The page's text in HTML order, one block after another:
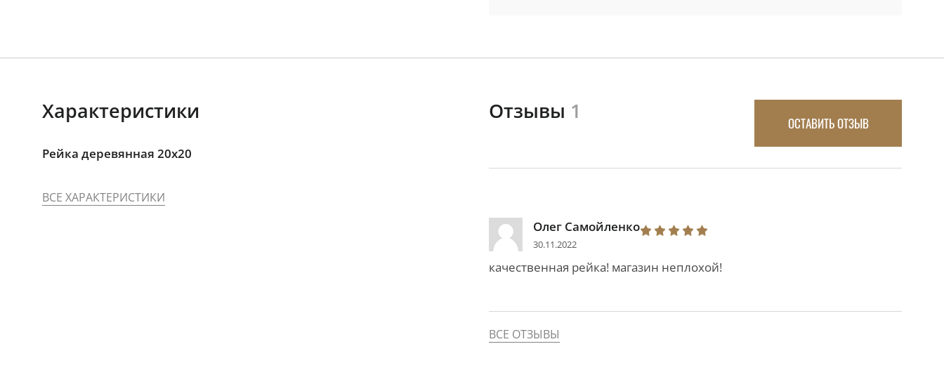
Характеристики
Рейка деревянная 20x20
ВСЕ ХАРАКТЕРИСТИКИ
Отзывы 1 ОСТАВИТЬ ОТЗЫВ
Олег Самойленко
30.11.2022
качественная рейка! магазин неплохой!
ВСЕ ОТЗЫВЫ